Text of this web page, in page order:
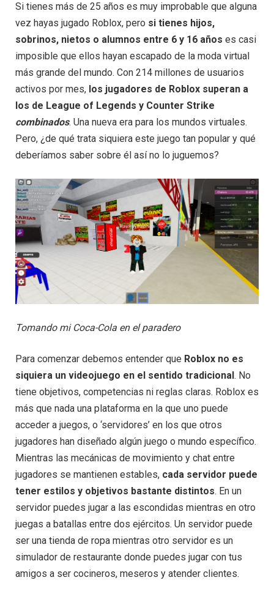
Si tienes más de 25 años es muy improbable que alguna
vez hayas jugado Roblox, pero si tienes hijos,
sobrinos, nietos o alumnos entre 6 y 16 años es casi
imposible que ellos hayan escapado de la moda virtual
más grande del mundo. Con 214 millones de usuarios
activos por mes, los jugadores de Roblox superan a
los de League of Legends y Counter Strike
combinados. Una nueva era para los mundos virtuales.
Pero, ¿de qué trata siquiera este juego tan popular y qué
deberíamos saber sobre él así no lo juguemos?
Tomando mi Coca-Cola en el paradero
Para comenzar debemos entender que Roblox no es
siquiera un videojuego en el sentido tradicional . No
tiene objetivos, competencias ni reglas claras. Roblox es
más que nada una plataforma en la que uno puede
acceder a juegos, o ‘servidores’ en los que otros
jugadores han diseñado algún juego o mundo específico.
Mientras las mecánicas de movimiento y chat entre
jugadores se mantienen estables, cada servidor puede
tener estilos y objetivos bastante distintos. En un
servidor puedes jugar a las escondidas mientras en otro
juegas a batallas entre dos ejércitos. Un servidor puede
ser una tienda de ropa mientras otro servidor es un
simulador de restaurante donde puedes jugar con tus
amigos a ser cocineros, meseros y atender clientes.